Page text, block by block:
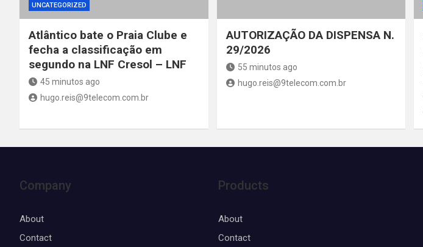
UNCATEGORIZED
Atlântico bate o Praia Clube e
fecha a classificação em
segundo na LNF Cresol – LNF
45 minutos ago
hugo.reis@9telecom.com.br
AUTORIZAÇÃO DA DISPENSA N.
29/2026
55 minutos ago
hugo.reis@9telecom.com.br
Company
About
Contact
Products
About
Contact